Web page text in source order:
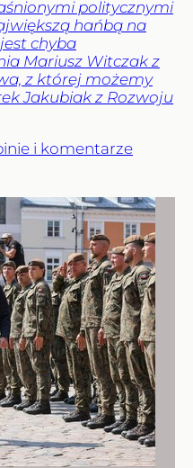
politycznymi
hańbą na
chyba
Mariusz Witczak z
z której możemy
Jakubiak z Rozwoju
i komentarze